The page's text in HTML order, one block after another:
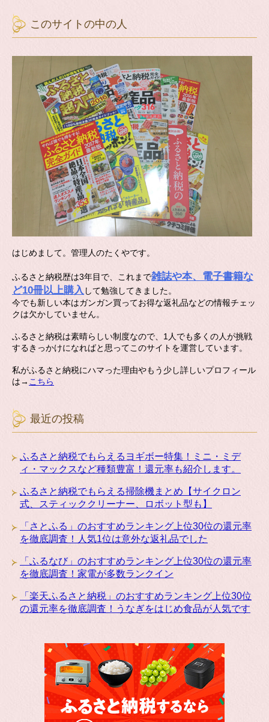
このサイトの中の人
はじめまして。管理人のたくやです。
ふるさと納税歴は3年目で、これまで雑誌や本、電子書籍な
ど10冊以上購入 して勉強してきました。
今でも新しい本はガンガン買ってお得な返礼品などの情報チェッ
クは欠かしていません。
ふるさと納税は素晴らしい制度なので、1人でも多くの人が挑戦
するきっかけになればと思ってこのサイトを運営しています。
私がふるさと納税にハマった理由やもう少し詳しいプロフィール
は→ こちら
最近の投稿
ふるさと納税でもらえるヨギボー特集！ミニ・ミデ
ィ・マックスなど種類豊富！還元率も紹介します。
ふるさと納税でもらえる掃除機まとめ【サイクロン
式、スティッククリーナー、ロボット型も】
「さとふる」のおすすめランキング上位30位の還元率
を徹底調査！人気1位は意外な返礼品でした
「ふるなび」のおすすめランキング上位30位の還元率
を徹底調査！家電が多数ランクイン
「楽天ふるさと納税」のおすすめランキング上位30位
の還元率を徹底調査！うなぎをはじめ食品が人気です